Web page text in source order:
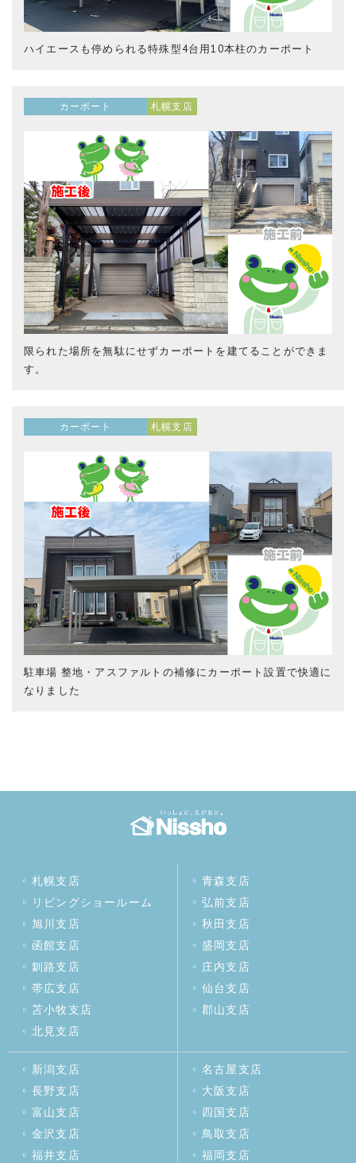
ハイエースも停められる特殊型4台用10本柱のカーポート
カーポート 札幌支店
限られた場所を無駄にせずカーポートを建てることができま
す。
カーポート 札幌支店
駐車場 整地・アスファルトの補修にカーポート設置で快適に
なりました
札幌支店
リビングショールーム
旭川支店
函館支店
釧路支店
帯広支店
苫小牧支店
北見支店
青森支店
弘前支店
秋田支店
盛岡支店
庄内支店
仙台支店
郡山支店
新潟支店
長野支店
富山支店
金沢支店
福井支店
名古屋支店
大阪支店
四国支店
鳥取支店
福岡支店